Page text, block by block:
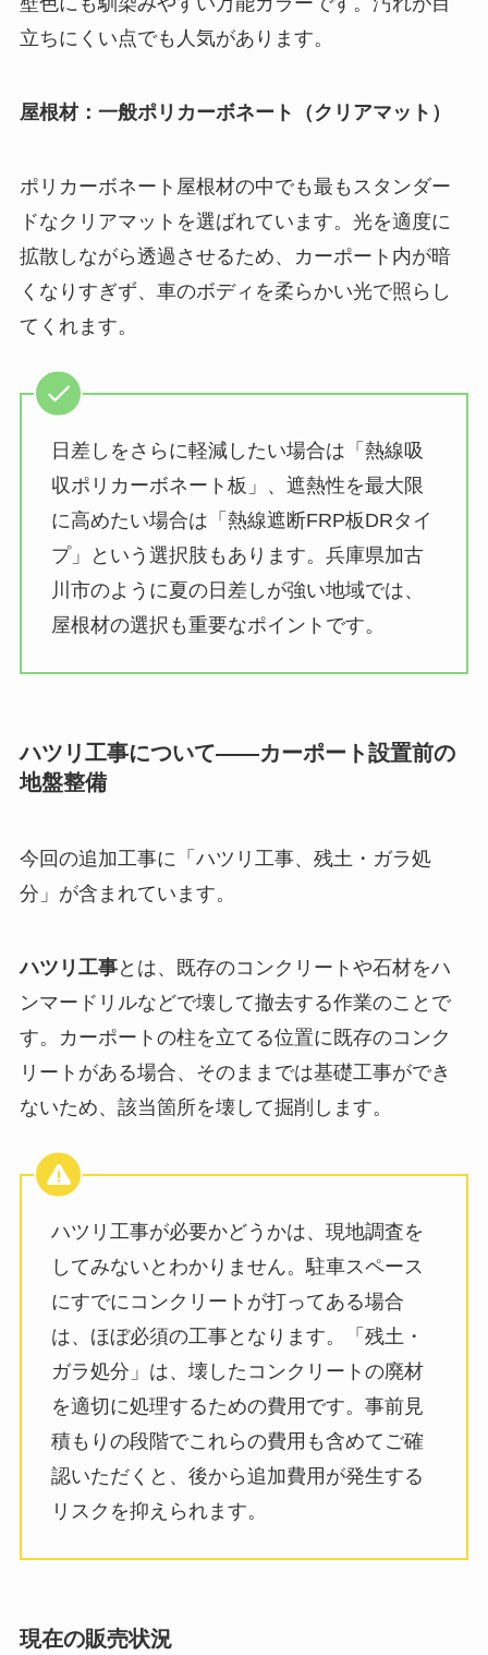
立ちにくい点でも人気があります。
屋根材：一般ポリカーボネート（クリアマット）
ポリカーボネート屋根材の中でも最もスタンダー
ドなクリアマットを選ばれています。光を適度に
拡散しながら透過させるため、カーポート内が暗
くなりすぎず、車のボディを柔らかい光で照らし
てくれます。
日差しをさらに軽減したい場合は「熱線吸
収ポリカーボネート板」、遮熱性を最大限
に高めたい場合は「熱線遮断FRP板DRタイ
プ」という選択肢もあります。兵庫県加古
川市のように夏の日差しが強い地域では、
屋根材の選択も重要なポイントです。
ハツリ工事について——カーポート設置前の
地盤整備
今回の追加工事に「ハツリ工事、残土・ガラ処
分」が含まれています。
ハツリ工事とは、既存のコンクリートや石材をハ
ンマードリルなどで壊して撤去する作業のことで
す。カーポートの柱を立てる位置に既存のコンク
リートがある場合、そのままでは基礎工事ができ
ないため、該当箇所を壊して掘削します。
ハツリ工事が必要かどうかは、現地調査を
してみないとわかりません。駐車スペース
にすでにコンクリートが打ってある場合
は、ほぼ必須の工事となります。「残土・
ガラ処分」は、壊したコンクリートの廃材
を適切に処理するための費用です。事前見
積もりの段階でこれらの費用も含めてご確
認いただくと、後から追加費用が発生する
リスクを抑えられます。
現在の販売状況